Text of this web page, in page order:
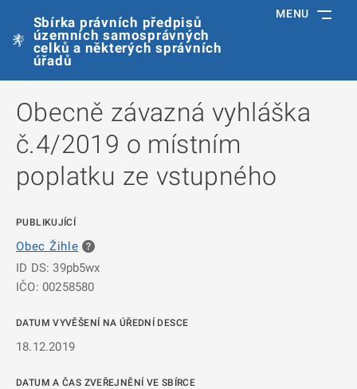
Sbírka právních předpisů
územních samosprávných
celků a některých správních
úřadů
MENU
Obecně závazná vyhláška
č.4/2019 o místním
poplatku ze vstupného
PUBLIKUJÍCÍ
Obec Žihle
ID DS: 39pb5wx
IČO: 00258580
DATUM VYVĚŠENÍ NA ÚŘEDNÍ DESCE
18.12.2019
DATUM A ČAS ZVEŘEJNĚNÍ VE SBÍRCE